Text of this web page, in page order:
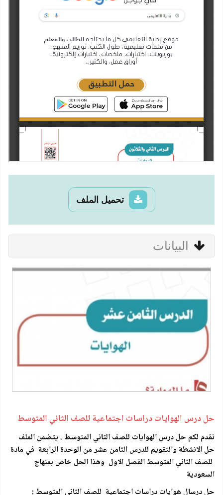
تحميل الملف
البيانات
حل درس الهوايات دراسات اجتماعية للصف الثاني المتوسط
نقدم لكم حل درس الهوايات للصف الثاني المتوسط . يتضمن الملف
حل الانشطة والتقويم للدرس الثامن عشر من الوحدة الرابعة في مادة
للصف الثاني المتوسط الفصل الاول وهذا الحل خاص بمنهاج
السعودية
حل درسال هوايات دراسات اجتماعية للصف الثاني المتوسط :